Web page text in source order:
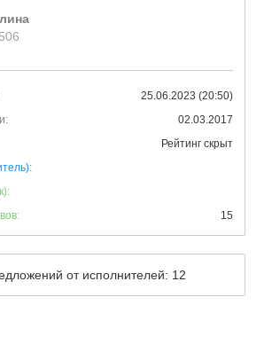
25.06.2023 (20:50)
02.03.2017
Рейтинг скрыт
15
от исполнителей: 12